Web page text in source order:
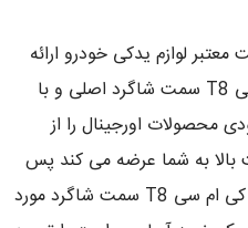
لوازم یدکی خودرو ارائه
دهنده قاب مه شکن جلو کی ام سی T8 سمت شاگرد اصلی و با
محصولات اورجینال را از
بالا به شما عرضه می کند پس
با خیالی راحت قاب مه شکن جلو کی ام سی T8 سمت شاگرد مورد